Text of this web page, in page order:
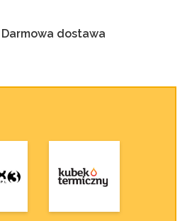
Darmowa dostawa